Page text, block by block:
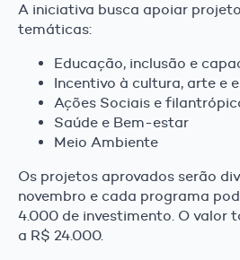
A iniciativa busca apoiar
temáticas:
Educação, inclusão e
Incentivo à cultura, arte e
Ações Sociais e
Saúde e Bem-estar
Meio Ambiente
Os projetos aprovados serão
novembro e cada programa
4.000 de investimento. O valor
a R$ 24.000.